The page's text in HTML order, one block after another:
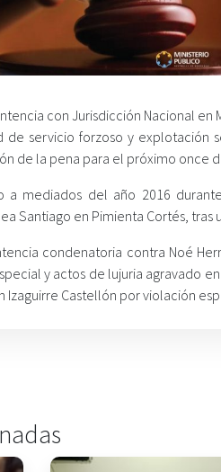
con Jurisdicción Nacional
servicio forzoso y explotación
de la pena para el próximo once
a mediados del año 2016
Santiago en Pimienta Cortés,
condenatoria contra Noé
y actos de lujuria agravado
Izaguirre Castellón por violación